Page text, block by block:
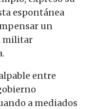
espontánea
un
militar
entre
a mediados